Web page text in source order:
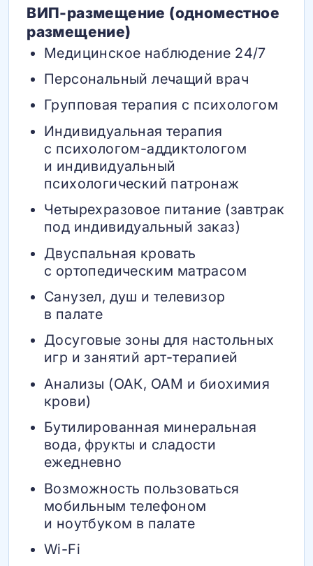
ВИП-размещение (одноместное
размещение)
Медицинское наблюдение 24/7
Персональный лечащий врач
Групповая терапия с психологом
Индивидуальная терапия
с психологом-аддиктологом
и индивидуальный
психологический патронаж
Четырехразовое питание (завтрак
под индивидуальный заказ)
Двуспальная кровать
с ортопедическим матрасом
Санузел, душ и телевизор
в палате
Досуговые зоны для настольных
игр и занятий арт-терапией
Анализы (ОАК, ОАМ и биохимия
крови)
Бутилированная минеральная
вода, фрукты и сладости
ежедневно
Возможность пользоваться
мобильным телефоном
и ноутбуком в палате
Wi-Fi